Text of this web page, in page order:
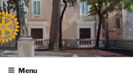
Marche-Molise-Umbria
Menu